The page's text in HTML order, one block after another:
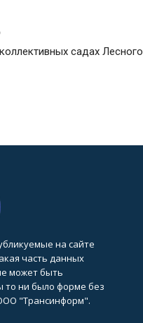
садах Лесного
на сайте
часть данных
может быть
то ни было форме без
"Трансинформ".